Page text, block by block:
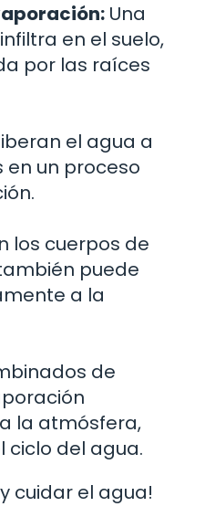
Una
en el suelo,
por las raíces
el agua a
en un proceso
los cuerpos de
puede
a la
de
la atmósfera,
del agua.
cuidar el agua!